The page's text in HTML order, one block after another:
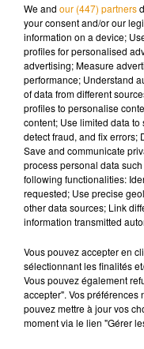
Musique
7
We and our (447) partners
your consent and/or our
information on a device;
profiles for personalised
advertising; Measure
performance; Understand
of data from different
profiles to personalise
content; Use limited data
detect fraud, and fix errors;
Save and communicate
process personal data
following functionalities:
requested; Use precise
other data sources; Link
information transmitted
Vous pouvez accepter en
sélectionnant les finalités
Vous pouvez également
accepter". Vos préférences
pouvez mettre à jour vos
moment via le lien "Gérer